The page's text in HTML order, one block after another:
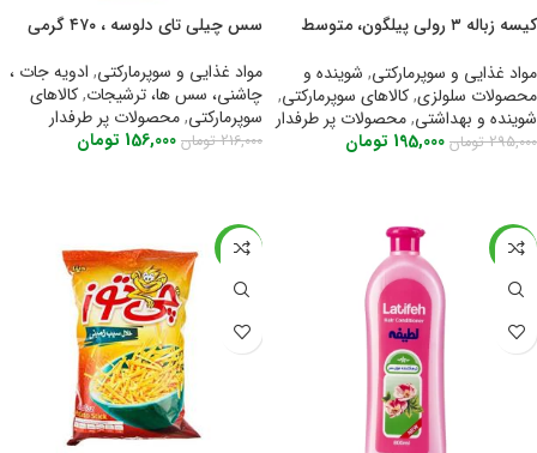
کیسه زباله ۳ رولی پیلگون، متوسط
مواد غذایی و سوپرمارکتی, شوینده و
محصولات سلولزی,کالاهای سوپرمارکتی,
شوینده و بهداشتی,محصولات پر طرفدار
295,000 تومان 195,000 تومان
سس چیلی تای دلوسه ، ۴۷۰ گرمی
مواد غذایی و سوپرمارکتی, ادویه جات ،
چاشنی، سس ها، ترشیجات,کالاهای
سوپرمارکتی,محصولات پر طرفدار
216,000 تومان 156,000 تومان
-41%
-14%